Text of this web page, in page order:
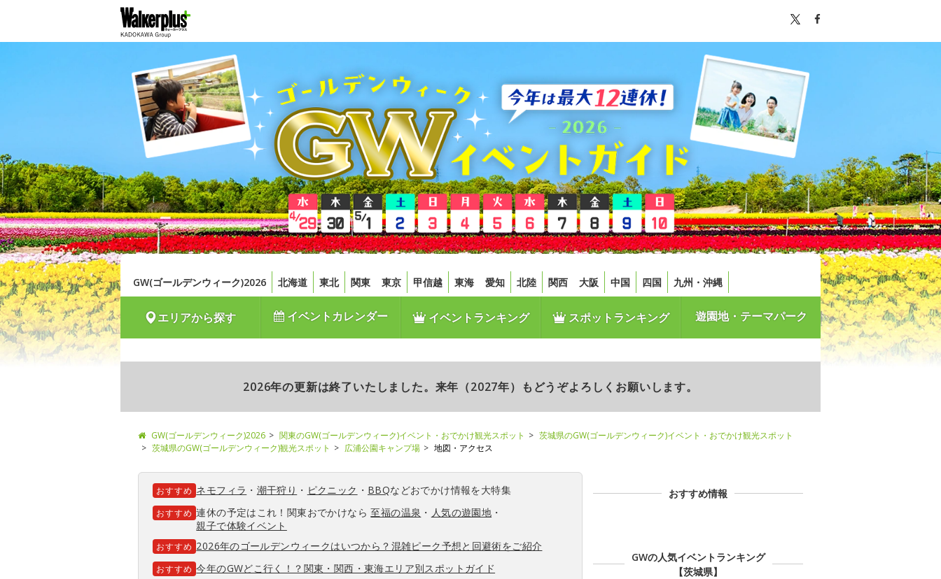
GW(ゴールデンウィーク)2026 北海道 東北 関東 東京 甲信越 東海 愛知 北陸 関西 大阪 中国 四国 九州・沖縄
エリアから探す イベントカレンダー イベントランキング スポットランキング 遊園地・テーマパーク
2026年の更新は終了いたしました。来年（2027年）もどうぞよろしくお願いします。
GW(ゴールデンウィーク)2026 関東のGW(ゴールデンウィーク)イベント・おでかけ観光スポット
茨城県のGW(ゴールデンウィーク)イベント・おでかけ観光スポット
茨城県のGW(ゴールデンウィーク)観光スポット
広浦公園キャンプ場 地図・アクセス
おすすめ ネモフィラ ・ 潮干狩り ・ ピクニック ・ BBQなどおでかけ情報を大特集
おすすめ 連休の予定はこれ！関東おでかけなら至福の温泉 ・ 人気の遊園地 ・
親子で体験イベント
おすすめ 2026年のゴールデンウィークはいつから？混雑ピーク予想と回避術をご紹介
おすすめ 今年のGWどこ行く！？関東・関西・東海エリア別スポットガイド
おすすめ情報
GWの人気イベントランキング
【茨城県】